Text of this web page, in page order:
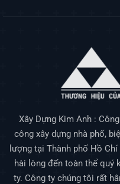
Xây Dựng Kim Anh :
công xây dựng nhà phố,
lượng tại Thành phố Hồ
hài lòng đến toàn thể quý
ty. Công ty chúng tôi rất